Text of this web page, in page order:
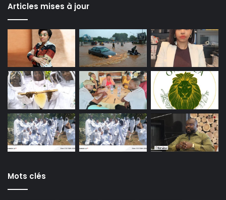
Articles mises à jour
Mots clés